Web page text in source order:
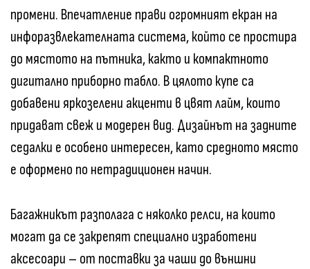
промени. Впечатление прави огромният екран на
инфоразвлекателната система, който се простира
до мястото на пътника, както и компактното
дигитално приборно табло. В цялото купе са
добавени яркозелени акценти в цвят лайм, които
придават свеж и модерен вид. Дизайнът на задните
седалки е особено интересен, като средното място
е оформено по нетрадиционен начин.
Багажникът разполага с няколко релси, на които
могат да се закрепят специално изработени
аксесоари – от поставки за чаши до външни